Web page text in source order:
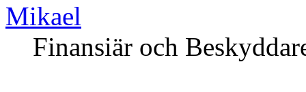
Mikael
Finansiär och